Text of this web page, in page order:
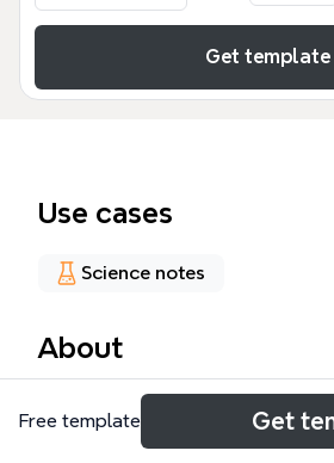
Get template
Use cases
Science notes
About
XML 语法与编程的全面参考指南，
素、属性、注释、CDATA 区、处
Free template Get